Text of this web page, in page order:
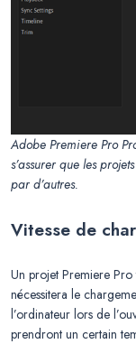
Adobe Premiere Pro
s’assurer que les
par d’autres.
Vitesse de
Un projet Premiere
nécessitera le
l’ordinateur lors de
prendront un certain